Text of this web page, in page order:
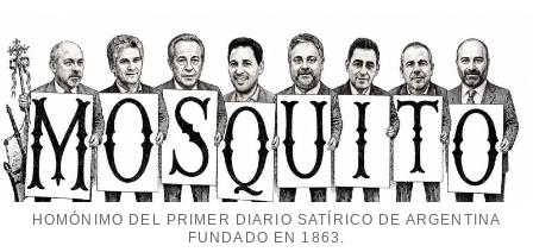
HOMÓNIMO DEL PRIMER DIARIO SATÍRICO DE ARGENTINA
FUNDADO EN 1863.